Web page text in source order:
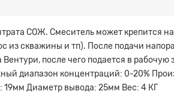
СОЖ. Смеситель может крепится
из скважины и тп). После подачи
после чего подается в рабочую
диапазон концентраций: 0-20%
Диаметр вывода: 25мм Вес: 4 КГ